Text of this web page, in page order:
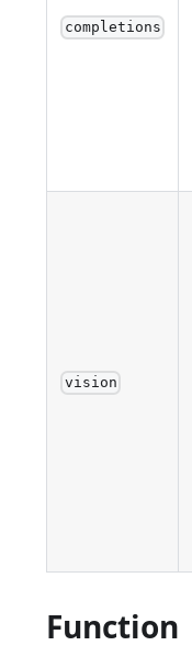
completions
vision
Function